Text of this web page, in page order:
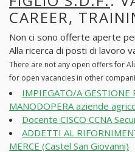
CAREER,
Non ci sono offerte aperte
Alla ricerca di posti di lavoro
There are not any open offers for
for open vacancies in other
IMPIEGATO/A GESTIONE
MANODOPERA aziende
Docente CISCO CCNA
ADDETTI AL
MERCE (Castel San Giovanni)